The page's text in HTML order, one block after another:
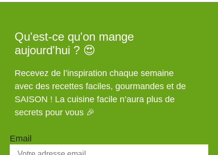
Qu'est-ce qu'on mange
aujourd'hui ? 😍
Recevez de l’inspiration chaque semaine
avec des recettes faciles, gourmandes et de
SAISON ! La cuisine facile n’aura plus de
secrets pour vous 🎉
Email